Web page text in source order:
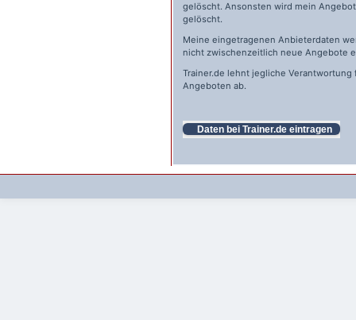
gelöscht. Ansonsten wird mein
gelöscht.
Meine eingetragenen Anbieterdaten
nicht zwischenzeitlich neue Angebote
Trainer.de lehnt jegliche
Angeboten ab.
Daten bei Trainer.de eintragen